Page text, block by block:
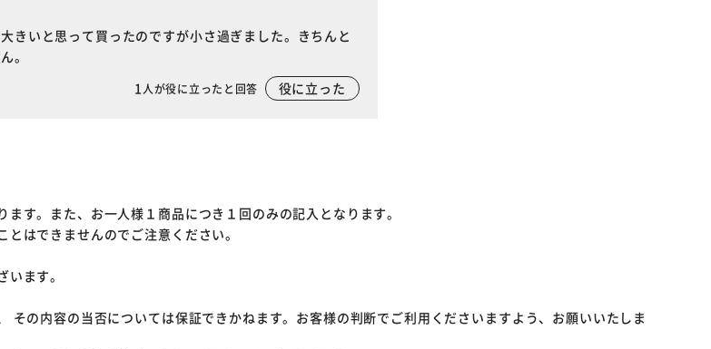
きいと思って買ったのですが小さ過ぎました。きちんと
。
1 人が役に立ったと回答 役に立った
す。また、お一人様１商品につき１回のみの記入となります。
はできませんのでご注意ください。
ます。
その内容の当否については保証できかねます。お客様の判断でご利用くださいますよう、お願いいたしま
ださい